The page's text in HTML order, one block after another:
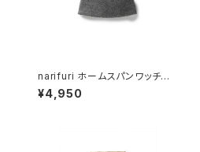
narifuri ホームスパンワッチキ
ャップ（ NF9048 ）
¥4,950